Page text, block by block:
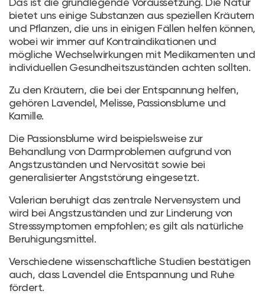
bietet uns einige Substanzen aus speziellen Kräutern
und Pflanzen, die uns in einigen Fällen helfen können,
wobei wir immer auf Kontraindikationen und
mögliche Wechselwirkungen mit Medikamenten und
individuellen Gesundheitszuständen achten sollten.
Zu den Kräutern, die bei der Entspannung helfen,
gehören Lavendel, Melisse, Passionsblume und
Kamille.
Die Passionsblume wird beispielsweise zur
Behandlung von Darmproblemen aufgrund von
Angstzuständen und Nervosität sowie bei
generalisierter Angststörung eingesetzt.
Valerian beruhigt das zentrale Nervensystem und
wird bei Angstzuständen und zur Linderung von
Stresssymptomen empfohlen; es gilt als natürliche
Beruhigungsmittel.
Verschiedene wissenschaftliche Studien bestätigen
auch, dass Lavendel die Entspannung und Ruhe
fördert.